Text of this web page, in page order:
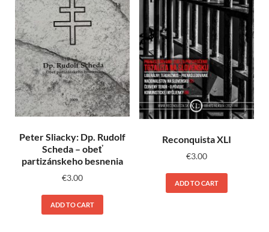
Peter Sliacky: Dp. Rudolf
Scheda – obeť
partizánskeho besnenia
€3.00
ADD TO CART
Reconquista XLI
€3.00
ADD TO CART